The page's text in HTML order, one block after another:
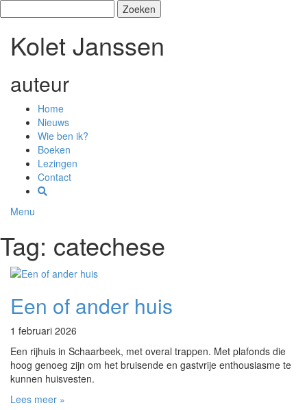
naar:
Kolet Janssen
auteur
Home
Nieuws
Wie ben ik?
Boeken
Lezingen
Contact
Menu
Tag: catechese
Een of ander huis
1 februari 2026
Een rijhuis in Schaarbeek, met overal trappen. Met plafonds die
hoog genoeg zijn om het bruisende en gastvrije enthousiasme te
kunnen huisvesten.
Lees meer »